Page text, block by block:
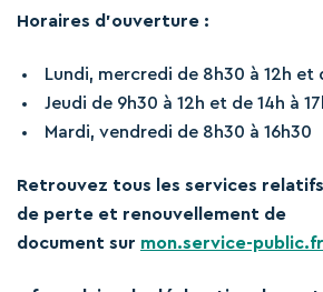
Horaires d’ouverture :
Lundi, mercredi de 8h30 à 12h et
Jeudi de 9h30 à 12h et de 14h à
Mardi, vendredi de 8h30 à 16h30
Retrouvez tous les services
de perte et renouvellement de
document sur mon.service-public.fr